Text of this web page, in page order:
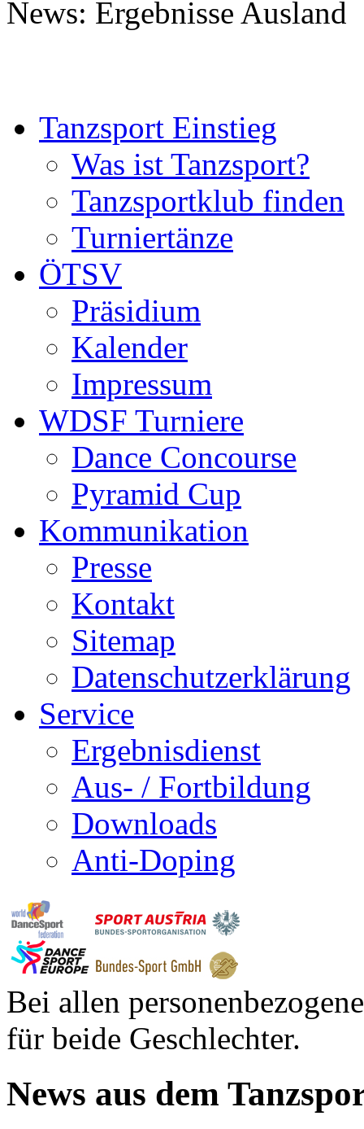
News: Ergebnisse Ausland
Tanzsport Einstieg
Was ist Tanzsport?
Tanzsportklub finden
Turniertänze
ÖTSV
Präsidium
Kalender
Impressum
WDSF Turniere
Dance Concourse
Pyramid Cup
Kommunikation
Presse
Kontakt
Sitemap
Datenschutzerklärung
Service
Ergebnisdienst
Aus- / Fortbildung
Downloads
Anti-Doping
Bei allen
für beide Geschlechter.
News aus dem